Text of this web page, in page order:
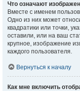
Что означают
Вместе с именем
Одно из них может
квадратики или точки,
оставили, или на ваш
крупное, изображение
каждого пользователя.
Вернуться к началу
Как мне включить